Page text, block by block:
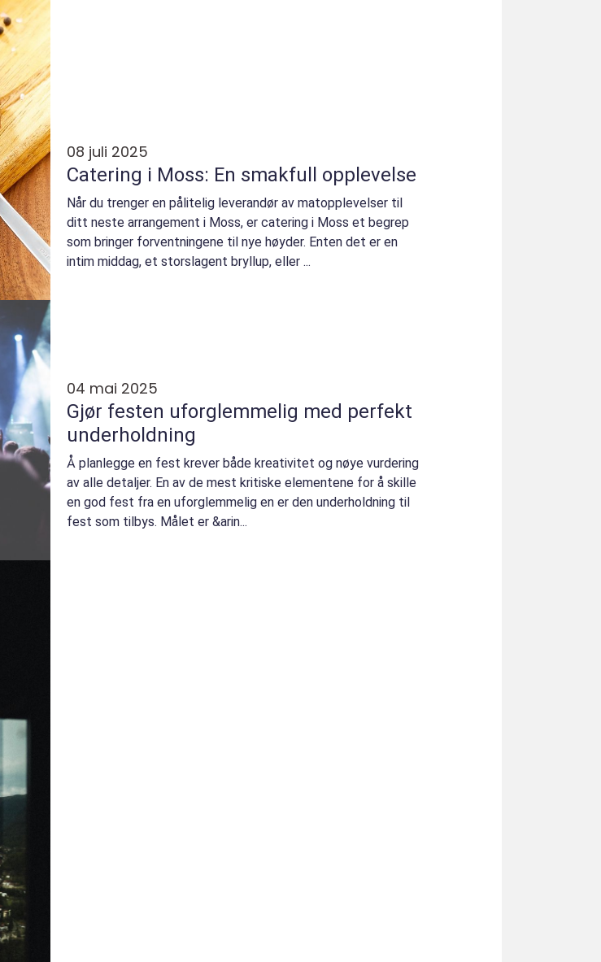
08 juli 2025
Catering i Moss: En smakfull opplevelse
Når du trenger en pålitelig leverandør av matopplevelser til
ditt neste arrangement i Moss, er catering i Moss et begrep
som bringer forventningene til nye høyder. Enten det er en
intim middag, et storslagent bryllup, eller ...
04 mai 2025
Gjør festen uforglemmelig med perfekt
underholdning
Å planlegge en fest krever både kreativitet og nøye vurdering
av alle detaljer. En av de mest kritiske elementene for å skille
en god fest fra en uforglemmelig en er den underholdning til
fest som tilbys. Målet er &arin...